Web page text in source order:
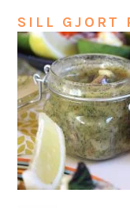
SILL GJORT